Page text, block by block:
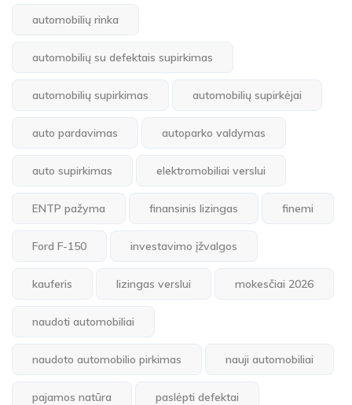
automobilių rinka
automobilių su defektais supirkimas
automobilių supirkimas automobilių supirkėjai
auto pardavimas autoparko valdymas
auto supirkimas elektromobiliai verslui
ENTP pažyma finansinis lizingas finemi
Ford F-150 investavimo įžvalgos
kauferis lizingas verslui mokesčiai 2026
naudoti automobiliai
naudoto automobilio pirkimas nauji automobiliai
pajamos natūra paslėpti defektai